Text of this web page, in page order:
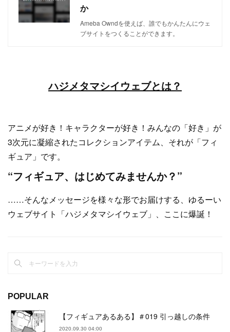
か
Ameba Owndを使えば、誰でもかんたんにウェ
ブサイトをつくることができます。
ハジメタマシイウェブとは？
アニメが好き！キャラクターが好き！みんなの「好き」が
3次元に凝縮されたコレクションアイテム、それが「フィ
ギュア」です。
“フィギュア、はじめてみませんか？”
……そんなメッセージを様々な形でお届けする、ゆるーい
ウェブサイト「ハジメタマシイウェブ」、ここに爆誕！
POPULAR
【フィギュアあるある】＃019 引っ越しの条件
2020.09.30 04:00